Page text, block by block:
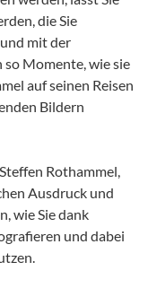
die Sie
mit der
Momente, wie sie
auf seinen Reisen
Bildern
Rothammel,
Ausdruck und
wie Sie dank
und dabei